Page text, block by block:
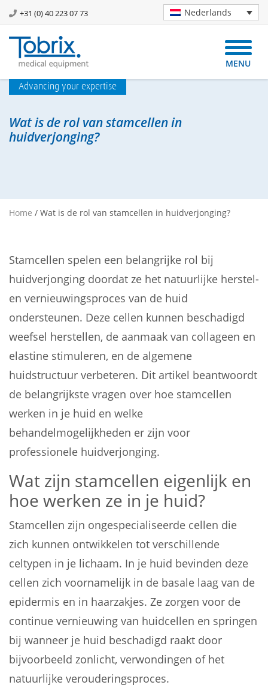
+31 (0) 40 223 07 73 Nederlands
MENU
Advancing your expertise
Wat is de rol van stamcellen in
huidverjonging?
Home / Wat is de rol van stamcellen in huidverjonging?
Stamcellen spelen een belangrijke rol bij
huidverjonging doordat ze het natuurlijke herstel-
en vernieuwingsproces van de huid
ondersteunen. Deze cellen kunnen beschadigd
weefsel herstellen, de aanmaak van collageen en
elastine stimuleren, en de algemene
huidstructuur verbeteren. Dit artikel beantwoordt
de belangrijkste vragen over hoe stamcellen
werken in je huid en welke
behandelmogelijkheden er zijn voor
professionele huidverjonging.
Wat zijn stamcellen eigenlijk en
hoe werken ze in je huid?
Stamcellen zijn ongespecialiseerde cellen die
zich kunnen ontwikkelen tot verschillende
celtypen in je lichaam. In je huid bevinden deze
cellen zich voornamelijk in de basale laag van de
epidermis en in haarzakjes. Ze zorgen voor de
continue vernieuwing van huidcellen en springen
bij wanneer je huid beschadigd raakt door
bijvoorbeeld zonlicht, verwondingen of het
natuurlijke verouderingsproces.